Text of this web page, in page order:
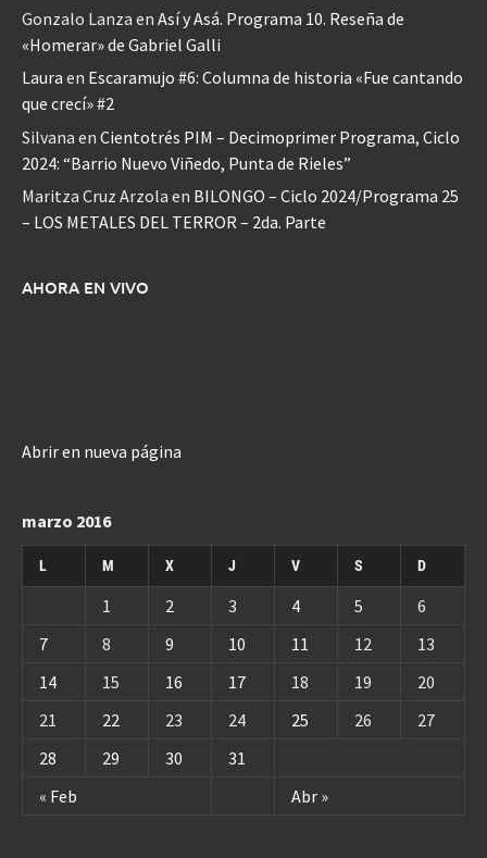
Gonzalo Lanza en Así y Asá. Programa 10. Reseña de
«Homerar» de Gabriel Galli
Laura en Escaramujo #6: Columna de historia «Fue cantando
que crecí» #2
Silvana en Cientotrés PIM – Decimoprimer Programa, Ciclo
2024: “Barrio Nuevo Viñedo, Punta de Rieles”
Maritza Cruz Arzola en BILONGO – Ciclo 2024/Programa 25
– LOS METALES DEL TERROR – 2da. Parte
AHORA EN VIVO
Abrir en nueva página
marzo 2016
L M X J V S D
« Feb Abr »
1 2 3 4 5
6
7
8 9 10 11 12
13
14
15 16 17 18 19
20
21
22 23 24 25 26
27
28
29 30 31